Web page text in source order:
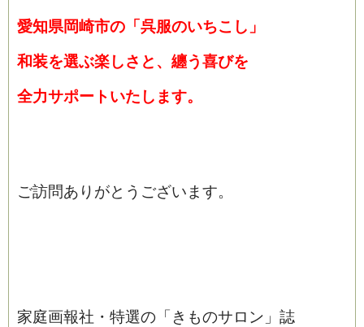
愛知県岡崎市の「呉服のいちこし」
和装を選ぶ楽しさと、纏う喜びを
全力サポートいたします。
ご訪問ありがとうございます。
家庭画報社・特選の「きものサロン」誌